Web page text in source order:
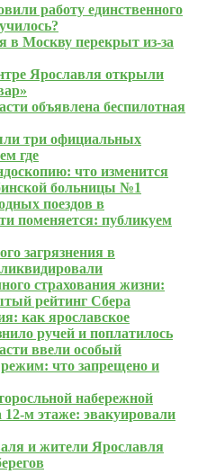
работу единственного
в Москву перекрыт из-за
Ярославля открыли
объявлена беспилотная
три официальных
где
что изменится
больницы №1
поездов в
поменяется: публикуем
загрязнения в
страхования жизни:
рейтинг Сбера
как ярославское
ручей и поплатилось
ввели особый
что запрещено и
набережной
12-м этаже: эвакуировали
и жители Ярославля